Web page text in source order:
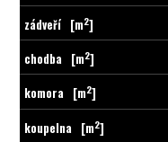
zádveří [m2]
chodba [m2]
komora [m2]
koupelna [m2]